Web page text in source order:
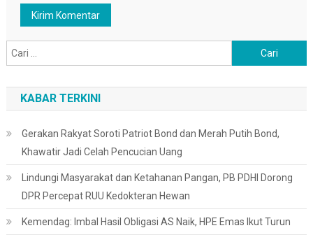
untuk:
KABAR TERKINI
Gerakan Rakyat Soroti Patriot Bond dan Merah Putih Bond,
Khawatir Jadi Celah Pencucian Uang
Lindungi Masyarakat dan Ketahanan Pangan, PB PDHI Dorong
DPR Percepat RUU Kedokteran Hewan
Kemendag: Imbal Hasil Obligasi AS Naik, HPE Emas Ikut Turun